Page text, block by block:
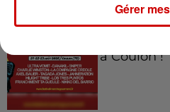
Gagnez
à Coulon !
Gérer